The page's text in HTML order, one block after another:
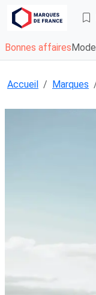
Bonnes affaires Mode
Accueil Marques